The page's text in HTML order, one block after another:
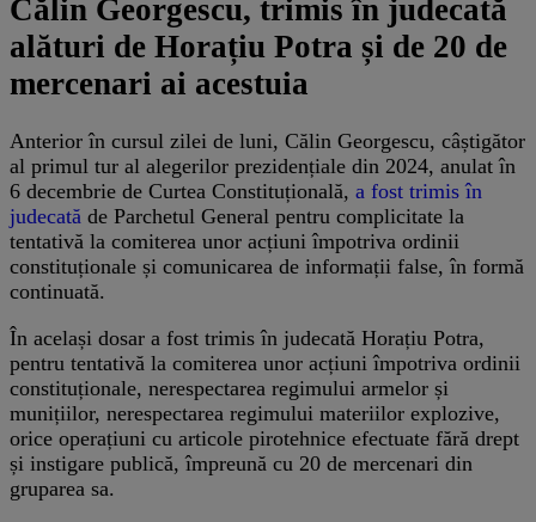
Călin Georgescu, trimis în judecată
alături de Horațiu Potra și de 20 de
mercenari ai acestuia
Anterior în cursul zilei de luni, Călin Georgescu, câștigător
al primul tur al alegerilor prezidențiale din 2024, anulat în
6 decembrie de Curtea Constituțională, a fost trimis în
judecată de Parchetul General pentru complicitate la
tentativă la comiterea unor acțiuni împotriva ordinii
constituționale și comunicarea de informații false, în formă
continuată.
În același dosar a fost trimis în judecată Horațiu Potra,
pentru tentativă la comiterea unor acțiuni împotriva ordinii
constituționale, nerespectarea regimului armelor și
munițiilor, nerespectarea regimului materiilor explozive,
orice operațiuni cu articole pirotehnice efectuate fără drept
și instigare publică, împreună cu 20 de mercenari din
gruparea sa.